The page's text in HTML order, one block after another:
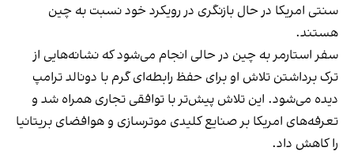
سنتی امریکا در حال بازنگری در رویکرد خود نسبت به چین
هستند.
سفر استارمر به چین در حالی انجام می‌شود که نشانه‌هایی از
ترک برداشتن تلاش او برای حفظ رابطه‌ای گرم با دونالد ترامپ
دیده می‌شود. این تلاش پیش‌تر با توافقی تجاری همراه شد و
تعرفه‌های امریکا بر صنایع کلیدی موترسازی و هوافضای بریتانیا
را کاهش داد.